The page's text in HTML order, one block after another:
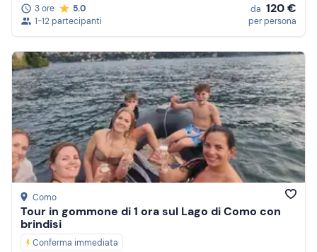
3 ore
5.0
1-12 partecipanti
da 120 €
per persona
Como
Tour in gommone di 1 ora sul Lago di Como con
brindisi
Conferma immediata